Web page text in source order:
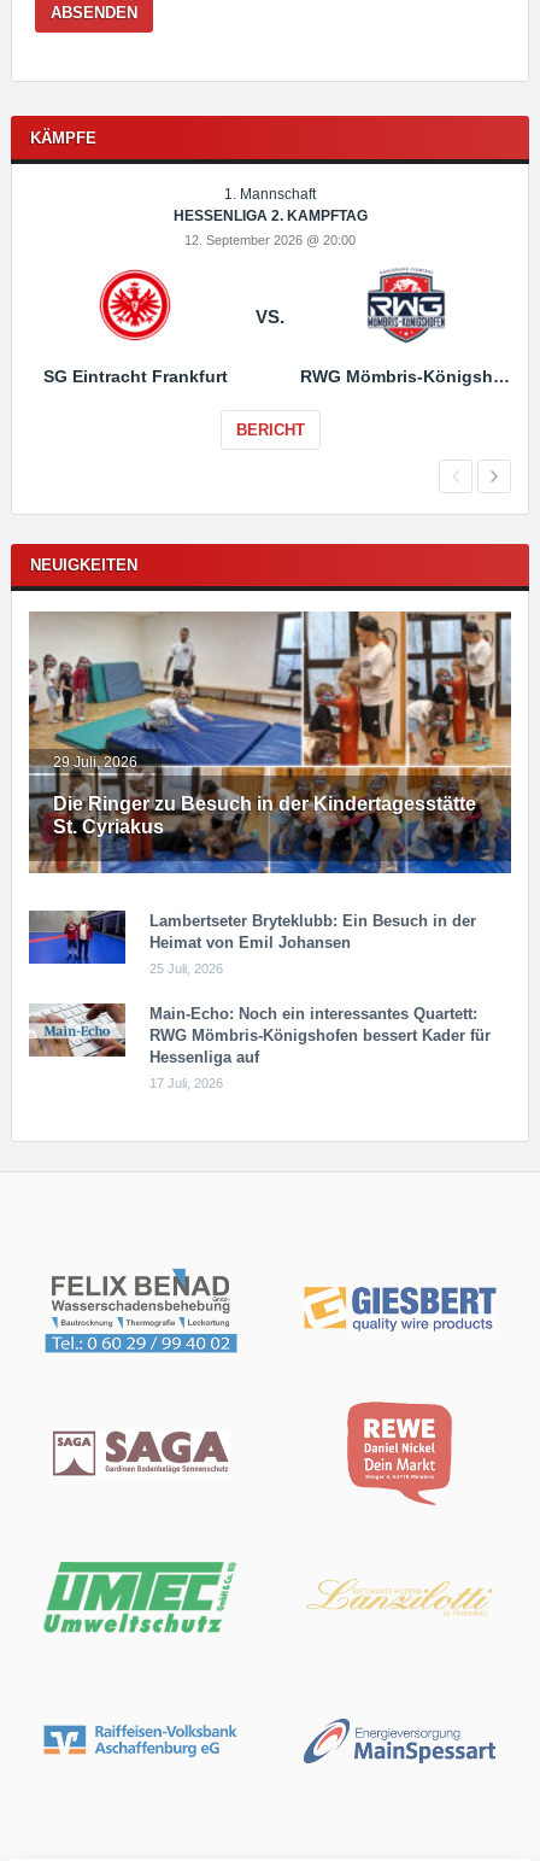
KÄMPFE
1. Mannschaft
HESSENLIGA 2. KAMPFTAG
12. September 2026 @ 20:00
SG Eintracht Frankfurt
VS.
RWG Mömbris-Königshofen
BERICHT
NEUIGKEITEN
Die Ringer zu Besuch in der Kindertagesstätte
St. Cyriakus
29 Juli, 2026
Lambertseter Bryteklubb: Ein Besuch in der
Heimat von Emil Johansen
25 Juli, 2026
Main-Echo: Noch ein in­ter­es­san­tes Quar­tett:
RWG Möm­b­ris-Kö­n­igs­ho­fen bessert Kader für
Hessenliga auf
17 Juli, 2026